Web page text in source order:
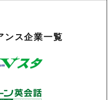
ス企業一覧